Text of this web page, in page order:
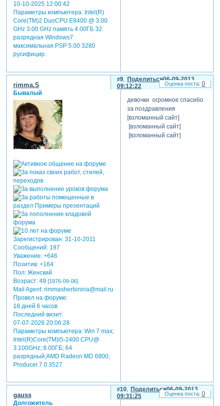
10-10-2025 12:00:42
Параметры компьютера:Intel(R)
Core(TM)2 DuoCPU E8400 @ 3.00
GHz 3.00 GHz память 4.00ГБ 32
разрядная Windows7
максимальная.PSP 5.00 3280
русифицир.
Поделиться
9
06-09-2013
09:12:22
rimma.S
Бывалый
Зарегистрирован: 31-10-2011
Сообщений:197
Уважение: +646
Позитив: +164
Пол:Женский
Возраст:49 [1976-09-06]
Mail Agent:rimmasherbinina@mail.ru
Провел на форуме:
18 дней 6 часов
Последний визит:
07-07-2026 20:06:28
Параметры компьютера:Win 7 max;
Intel(R)Core(TM)i5-2400 CPU@
3.100GHz; 8.00ГБ; 64
разрядный;AMD Radeon MD 6800;
Producer.7.0.3527
девочки огромное спасибо
за поздравления
[взломанный сайт]
[взломанный сайт]
[взломанный сайт]
0
Поделиться
10
06-09-2013
09:31:25
gauss
Долгожитель
0